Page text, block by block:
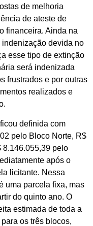
de melhoria
de ateste de
financeira. Ainda na
indenização devida no
esse tipo de extinção
será indenizada
frustrados e por outras
realizados e
definida com
pelo Bloco Norte, R$
8.146.055,39 pelo
após o
licitante. Nessa
uma parcela fixa, mas
do quinto ano. O
estimada de toda a
os três blocos,